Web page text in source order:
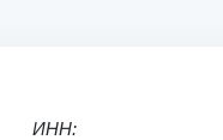
ИНН: